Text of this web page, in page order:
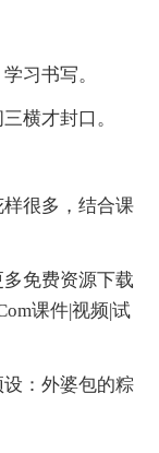
习书写。
横才封口。
很多，结合课
免费资源下载
课件|视频|试
：外婆包的粽